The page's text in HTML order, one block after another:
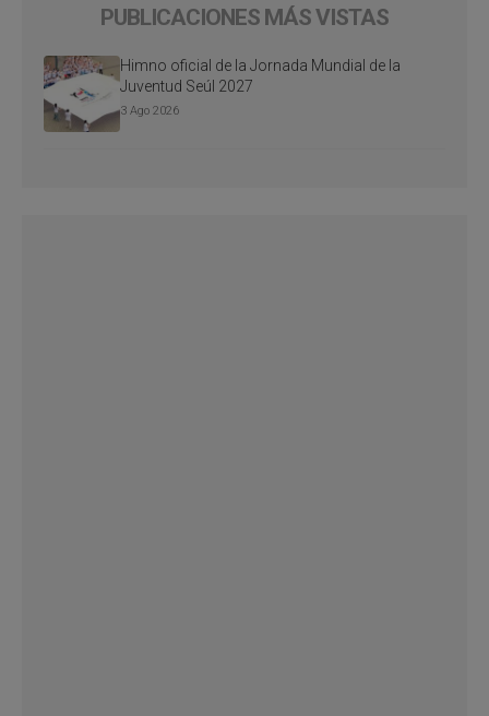
PUBLICACIONES MÁS VISTAS
Himno oficial de la Jornada Mundial de la
Juventud Seúl 2027
3 Ago 2026